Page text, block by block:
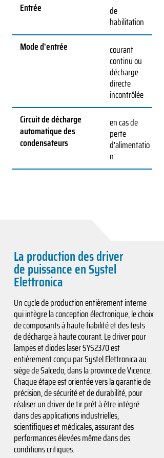
Entrée
de
habilitation
Mode d'entrée
courant
continu ou
décharge
directe
incontrôlée
Circuit de décharge
automatique des
condensateurs
en cas de
perte
d'alimentatio
n
La production des driver
de puissance en Systel
Elettronica
Un cycle de production entièrement interne
qui intègre la conception électronique, le choix
de composants à haute fiabilité et des tests
de décharge à haute courant. Le driver pour
lampes et diodes laser SYS2370 est
entièrement conçu par Systel Elettronica au
siège de Salcedo, dans la province de Vicence.
Chaque étape est orientée vers la garantie de
précision, de sécurité et de durabilité, pour
réaliser un driver de tir prêt à être intégré
dans des applications industrielles,
scientifiques et médicales, assurant des
performances élevées même dans des
conditions critiques.